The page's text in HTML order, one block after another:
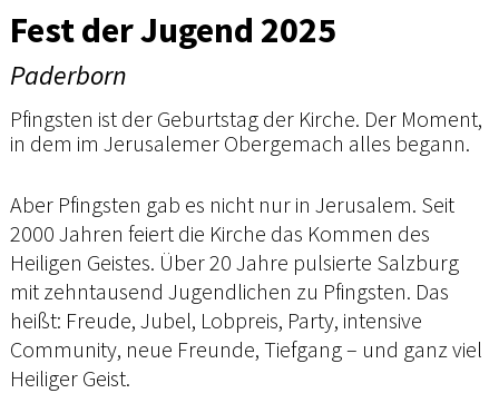
Fest der Jugend 2025
Paderborn
Pfingsten ist der Geburtstag der Kirche. Der Moment,
in dem im Jerusalemer Obergemach alles begann.
Aber Pfingsten gab es nicht nur in Jerusalem. Seit
2000 Jahren feiert die Kirche das Kommen des
Heiligen Geistes. Über 20 Jahre pulsierte Salzburg
mit zehntausend Jugendlichen zu Pfingsten. Das
heißt: Freude, Jubel, Lobpreis, Party, intensive
Community, neue Freunde, Tiefgang – und ganz viel
Heiliger Geist.